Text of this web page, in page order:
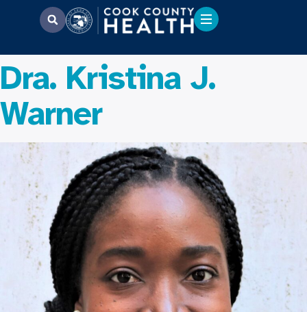
Dra. Kristina J.
Warner